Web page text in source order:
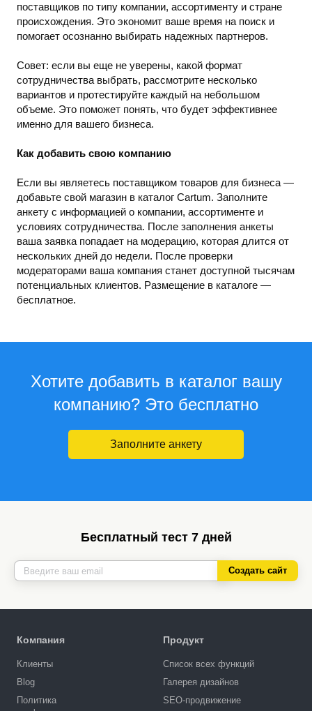
поставщиков по типу компании, ассортименту и стране
происхождения. Это экономит ваше время на поиск и
помогает осознанно выбирать надежных партнеров.
Совет: если вы еще не уверены, какой формат
сотрудничества выбрать, рассмотрите несколько
вариантов и протестируйте каждый на небольшом
объеме. Это поможет понять, что будет эффективнее
именно для вашего бизнеса.
Как добавить свою компанию
Если вы являетесь поставщиком товаров для бизнеса —
добавьте свой магазин в каталог Cartum. Заполните
анкету с информацией о компании, ассортименте и
условиях сотрудничества. После заполнения анкеты
ваша заявка попадает на модерацию, которая длится от
нескольких дней до недели. После проверки
модераторами ваша компания станет доступной тысячам
потенциальных клиентов. Размещение в каталоге —
бесплатное.
Хотите добавить в каталог вашу
компанию? Это бесплатно
Заполните анкету
Бесплатный тест 7 дней
Создать сайт
Компания
Клиенты
Blog
Политика
Продукт
Список всех функций
Галерея дизайнов
SEO-продвижение